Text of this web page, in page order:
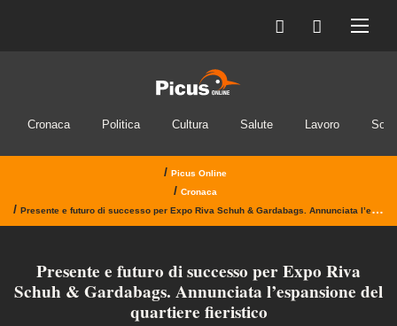
Cronaca Politica Cultura Salute Lavoro
/ Picus Online
/ Cronaca
/ Presente e futuro di successo per Expo Riva Schuh & Gardabags. Annunciata l’espansione del quartiere fieristico
Presente e futuro di successo per Expo Riva
Schuh & Gardabags. Annunciata l’espansione del
quartiere fieristico